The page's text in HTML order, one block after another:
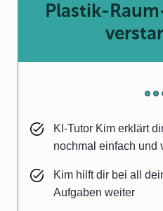
Plastik-
KI-Tutor Kim erklärt
nochmal einfach und
Kim hilft dir bei all
Aufgaben weiter